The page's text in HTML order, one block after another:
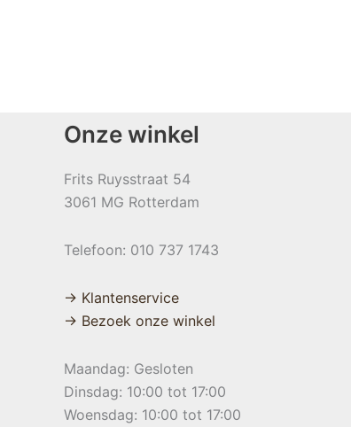
Onze winkel
Frits Ruysstraat 54
3061 MG Rotterdam
Telefoon: 010 737 1743
→ Klantenservice
→ Bezoek onze winkel
Maandag: Gesloten
Dinsdag: 10:00 tot 17:00
Woensdag: 10:00 tot 17:00